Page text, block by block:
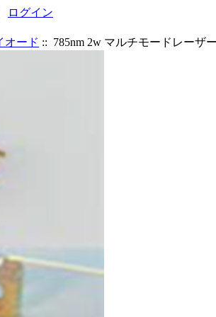
ログイン
オード :: 785nm 2w マルチモードレーザ